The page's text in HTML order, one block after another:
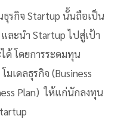
ธุรกิจ Startup นั้นถือเป็น
ละนำ Startup ไปสู่เป้า
ด้ โดยการระดมทุน
มเดลธุรกิจ (Business
Plan) ให้แก่นักลงทุน